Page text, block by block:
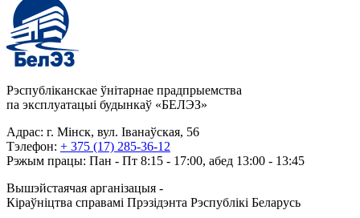
Рэспубліканскае ўнітарнае прадпрыемства
па эксплуатацыі будынкаў «БЕЛЭЗ»
Адрас: г. Мінск, вул. Іванаўская, 56
Тэлефон: + 375 (17) 285-36-12
Рэжым працы: Пан - Пт 8:15 - 17:00, абед 13:00 - 13:45
Вышэйстаячая арганізацыя -
Кіраўніцтва справамі Прэзідэнта Рэспублікі Беларусь